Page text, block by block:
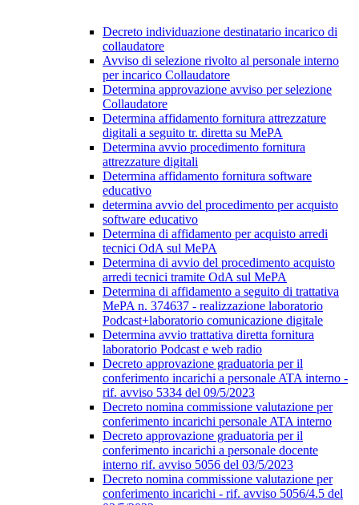
Decreto individuazione destinatario incarico di
collaudatore
Avviso di selezione rivolto al personale interno
per incarico Collaudatore
Determina approvazione avviso per selezione
Collaudatore
Determina affidamento fornitura attrezzature
digitali a seguito tr. diretta su MePA
Determina avvio procedimento fornitura
attrezzature digitali
Determina affidamento fornitura software
educativo
determina avvio del procedimento per acquisto
software educativo
Determina di affidamento per acquisto arredi
tecnici OdA sul MePA
Determina di avvio del procedimento acquisto
arredi tecnici tramite OdA sul MePA
Determina di affidamento a seguito di trattativa
MePA n. 374637 - realizzazione laboratorio
Podcast+laboratorio comunicazione digitale
Determina avvio trattativa diretta fornitura
laboratorio Podcast e web radio
Decreto approvazione graduatoria per il
conferimento incarichi a personale ATA interno -
rif. avviso 5334 del 09/5/2023
Decreto nomina commissione valutazione per
conferimento incarichi personale ATA interno
Decreto approvazione graduatoria per il
conferimento incarichi a personale docente
interno rif. avviso 5056 del 03/5/2023
Decreto nomina commissione valutazione per
conferimento incarichi - rif. avviso 5056/4.5 del